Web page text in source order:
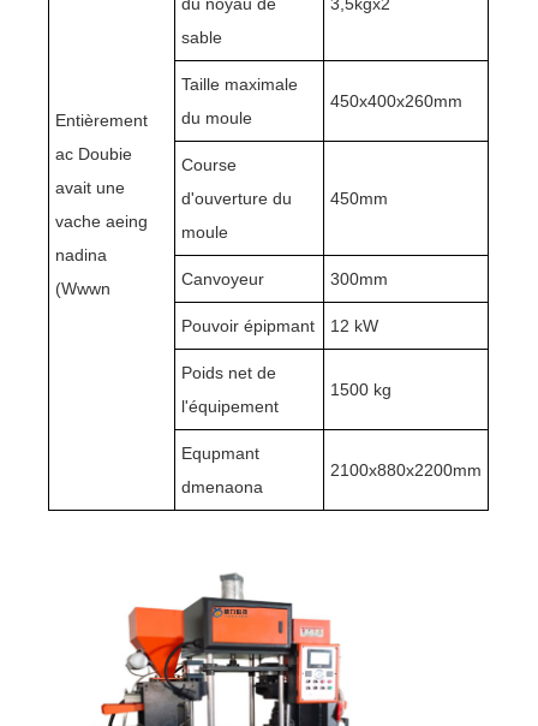
Entièrement
ac Doubie
avait une
vache aeing
nadina
(Wwwn
sable
Taille maximale
du moule
450x400x260mm
Course
d'ouverture du
moule
450mm
Canvoyeur 300mm
Pouvoir épipmant 12 kW
Poids net de
l'équipement
1500 kg
Equpmant
dmenaona
2100x880x2200mm